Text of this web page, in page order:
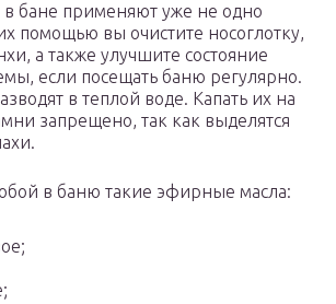
бане применяют уже не одно
помощью вы очистите носоглотку,
а также улучшите состояние
если посещать баню регулярно.
в теплой воде. Капать их на
запрещено, так как выделятся
в баню такие эфирные масла: